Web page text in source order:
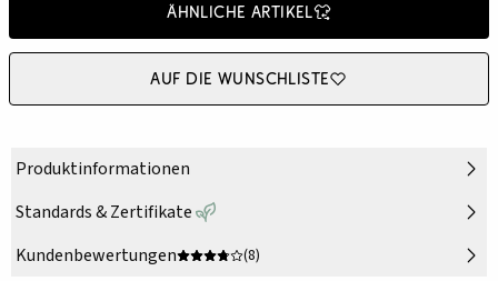
Ähnliche Artikel
Auf die Wunschliste
Produktinformationen
Standards & Zertifikate
Kundenbewertungen
(8)